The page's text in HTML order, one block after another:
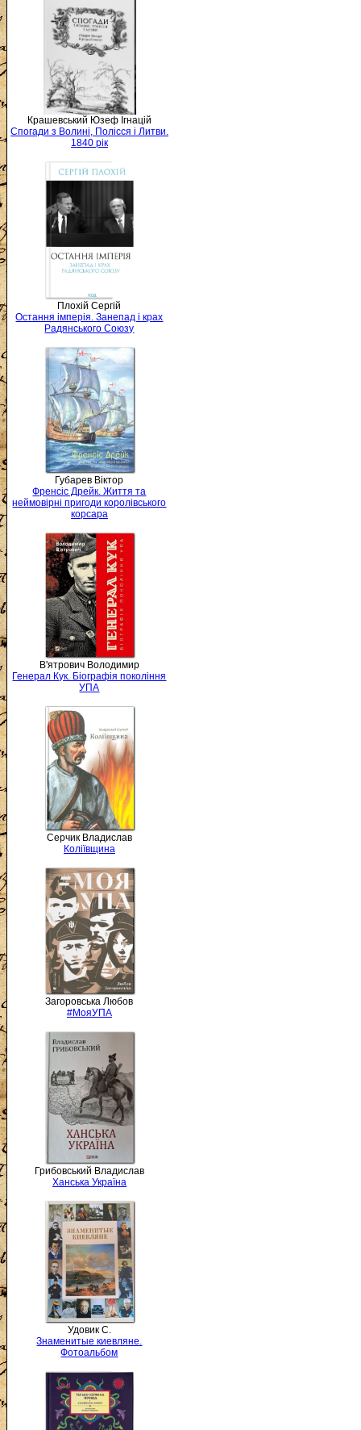
Крашевський Юзеф Ігнацій
Спогади з Волині, Полісся і Литви.
1840 рік
Плохій Сергій
Остання імперія. Занепад і крах
Радянського Союзу
Губарев Віктор
Френсіс Дрейк. Життя та
неймовірні пригоди королівського
корсара
В'ятрович Володимир
Генерал Кук. Біографія покоління
УПА
Серчик Владислав
Коліївщина
Загоровська Любов
#МояУПА
Грибовський Владислав
Ханська Україна
Удовик С.
Знаменитые киевляне.
Фотоальбом